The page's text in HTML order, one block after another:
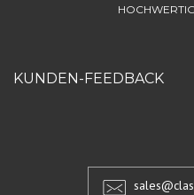
KUNDEN-FEEDBACK